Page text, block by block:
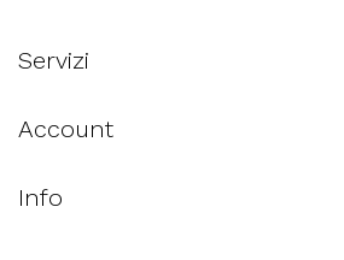
Servizi
Account
Info